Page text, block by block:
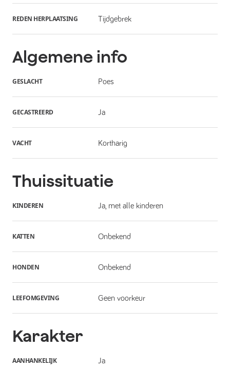
REDEN HERPLAATSING Tijdgebrek
Algemene info
GESLACHT Poes
GECASTREERD Ja
VACHT Kortharig
Thuissituatie
KINDEREN Ja, met alle kinderen
KATTEN Onbekend
HONDEN Onbekend
LEEFOMGEVING Geen voorkeur
Karakter
AANHANKELIJK Ja